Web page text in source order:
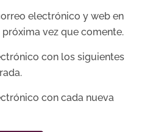
electrónico y web en
vez que comente.
con los siguientes
con cada nueva